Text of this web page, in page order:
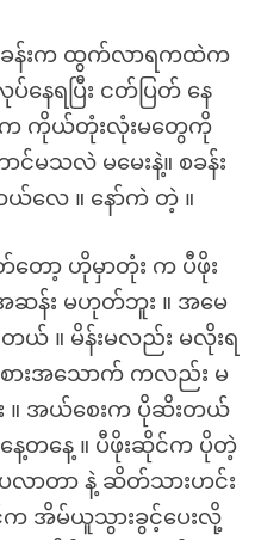
စခန်းက ထွက်လာရကထဲက
ေရပြီး ငတ်ပြတ် နေ
က ကိုယ်တုံးလုံးမတွေကို
င်မသလဲ မမေးနဲ့။ စခန်း
ယ်လေ ။ နော်ကဲ တဲ့ ။
တော့ ဟိုမှာတုံး က ပီဖိုး
အဆန်း မဟုတ်ဘူး ။ အမေ
ယ် ။ မိန်းမလည်း မလိုးရ
ားအသောက် ကလည်း မ
။ အယ်စေးက ပိုဆိးတယ်
တနေ့ ။ ပီဖိုးဆိုင်က ပိုတဲ့
းပလာတာ နဲ့ ဆိတ်သားဟင်း
အိမ်ယူသွားခွင့်ပေးလို့